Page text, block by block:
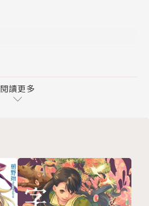
閱讀更多